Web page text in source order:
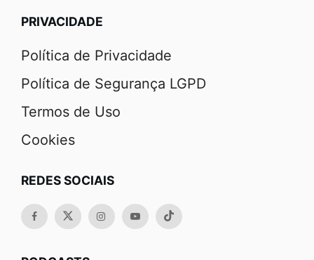
PRIVACIDADE
Política de Privacidade
Política de Segurança LGPD
Termos de Uso
Cookies
REDES SOCIAIS